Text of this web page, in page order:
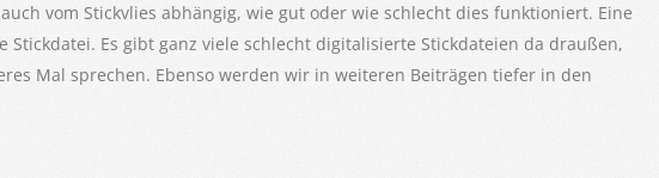
vom Stickvlies abhängig, wie gut oder wie schlecht dies funktioniert. Eine
Stickdatei. Es gibt ganz viele schlecht digitalisierte Stickdateien da draußen,
Mal sprechen. Ebenso werden wir in weiteren Beiträgen tiefer in den